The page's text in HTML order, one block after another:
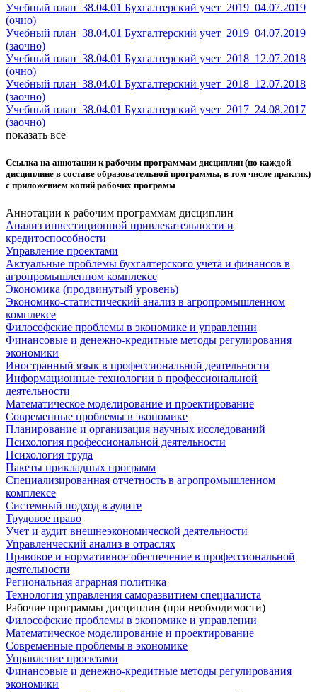
Учебный план_38.04.01 Бухгалтерский учет_2019_04.07.2019
(очно)
Учебный план_38.04.01 Бухгалтерский учет_2019_04.07.2019
(заочно)
Учебный план_38.04.01 Бухгалтерский учет_2018_12.07.2018
(очно)
Учебный план_38.04.01 Бухгалтерский учет_2018_12.07.2018
(заочно)
Учебный план_38.04.01 Бухгалтерский учет_2017_24.08.2017
(заочно)
показать все
Ссылка на аннотации к рабочим программам дисциплин (по каждой
дисциплине в составе образовательной программы, в том числе практик)
с приложением копий рабочих программ
Аннотации к рабочим программам дисциплин
Анализ инвестиционной привлекательности и
кредитоспособности
Управление проектами
Актуальные проблемы бухгалтерского учета и финансов в
агропромышленном комплексе
Экономика (продвинутый уровень)
Экономико-статистический анализ в агропромышленном
комплексе
Философские проблемы в экономике и управлении
Финансовые и денежно-кредитные методы регулирования
экономики
Иностранный язык в профессиональной деятельности
Информационные технологии в профессиональной
деятельности
Математическое моделирование и проектирование
Современные проблемы в экономике
Планирование и организация научных исследований
Психология профессиональной деятельности
Психология труда
Пакеты прикладных программ
Специализированная отчетность в агропромышленном
комплексе
Системный подход в аудите
Трудовое право
Учет и аудит внешнеэкономической деятельности
Управленческий анализ в отраслях
Правовое и нормативное обеспечение в профессиональной
деятельности
Региональная аграрная политика
Технология управления саморазвитием специалиста
Рабочие программы дисциплин (при необходимости)
Философские проблемы в экономике и управлении
Математическое моделирование и проектирование
Современные проблемы в экономике
Управление проектами
Финансовые и денежно-кредитные методы регулирования
экономики